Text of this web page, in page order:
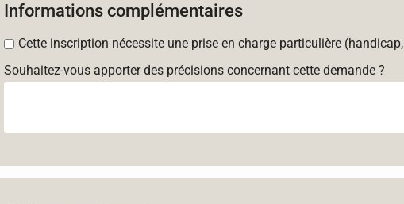
Informations complémentaires
Cette inscription nécessite une prise en charge particulière
Souhaitez-vous apporter des précisions concernant cette demande ?